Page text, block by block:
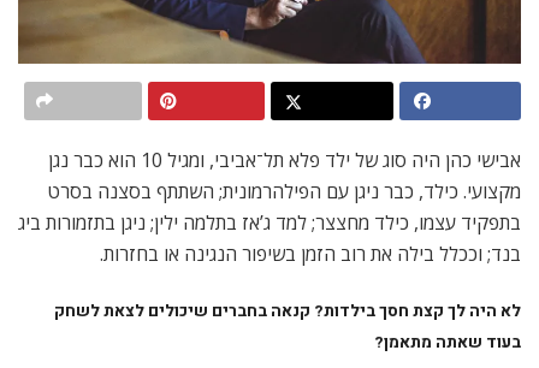
אבישי כהן היה סוג של ילד פלא תל־אביבי, ומגיל 10 הוא כבר נגן
מקצועי. כילד, כבר ניגן עם הפילהרמונית; השתתף בסצנה בסרט
בתפקיד עצמו, כילד מחצצר; למד ג’אז בתלמה ילין; ניגן בתזמורות ביג
בנד; וככלל בילה את רוב הזמן בשיפור הנגינה או בחזרות.
לא היה לך קצת חסך בילדות? קנאה בחברים שיכולים לצאת לשחק
בעוד שאתה מתאמן?